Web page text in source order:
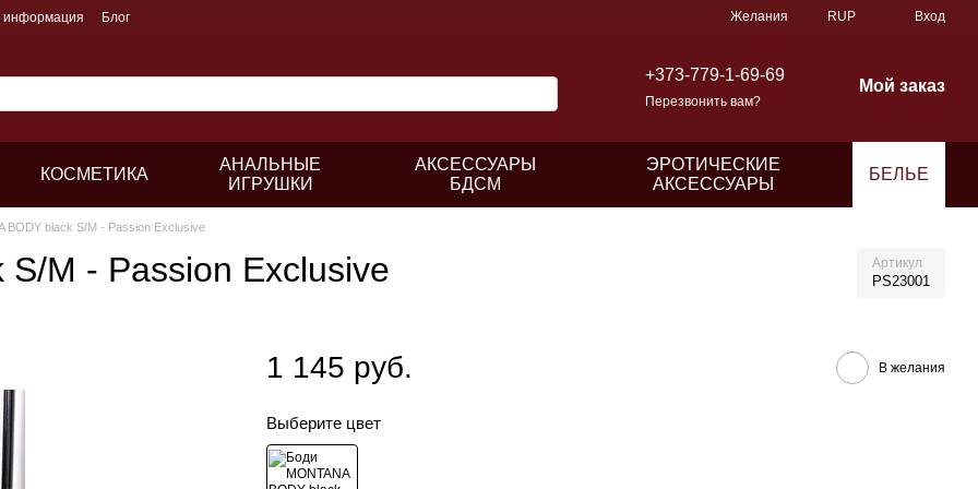
информация Блог Желания RUP Вход
+373-779-1-69-69
Перезвонить вам?
Мой заказ
КОСМЕТИКА
АНАЛЬНЫЕ
ИГРУШКИ
АКСЕССУАРЫ
БДСМ
ЭРОТИЧЕСКИЕ
АКСЕССУАРЫ
БЕЛЬЕ
BODY black S/M - Passion Exclusive
M - Passion Exclusive Артикул
PS23001
1 145 руб. В желания
Выберите цвет